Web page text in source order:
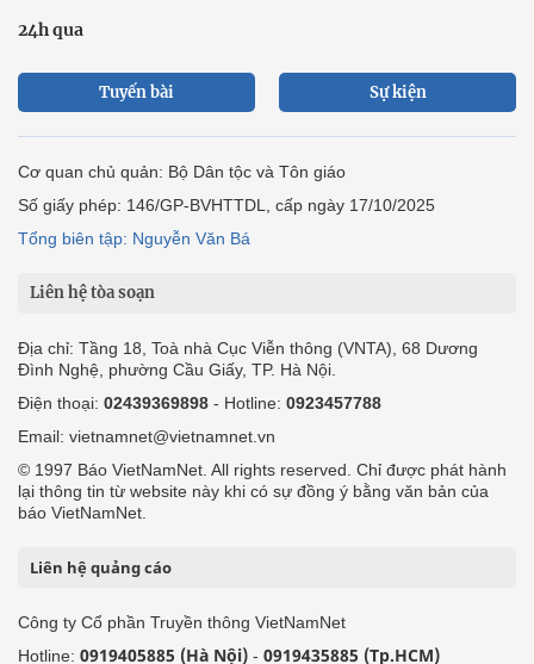
24h qua
Tuyến bài Sự kiện
Cơ quan chủ quản: Bộ Dân tộc và Tôn giáo
Số giấy phép: 146/GP-BVHTTDL, cấp ngày 17/10/2025
Tổng biên tập: Nguyễn Văn Bá
Liên hệ tòa soạn
Địa chỉ: Tầng 18, Toà nhà Cục Viễn thông (VNTA), 68 Dương
Đình Nghệ, phường Cầu Giấy, TP. Hà Nội.
Điện thoại: 02439369898 - Hotline: 0923457788
Email: vietnamnet@vietnamnet.vn
© 1997 Báo VietNamNet. All rights reserved. Chỉ được phát hành
lại thông tin từ website này khi có sự đồng ý bằng văn bản của
báo VietNamNet.
Liên hệ quảng cáo
Công ty Cổ phần Truyền thông VietNamNet
Hotline: 0919405885 (Hà Nội) - 0919435885 (Tp.HCM)